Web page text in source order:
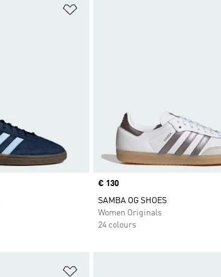
Price
€ 130
SAMBA OG SHOES
Women Originals
24 colours